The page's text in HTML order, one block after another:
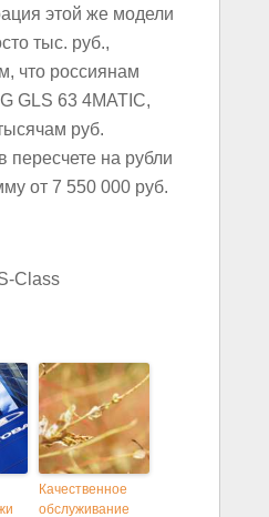
этой же модели
тыс. руб.,
что россиянам
GLS 63 4MATIC,
руб.
пересчете на рубли
от 7 550 000 руб.
Качественное
обслуживание